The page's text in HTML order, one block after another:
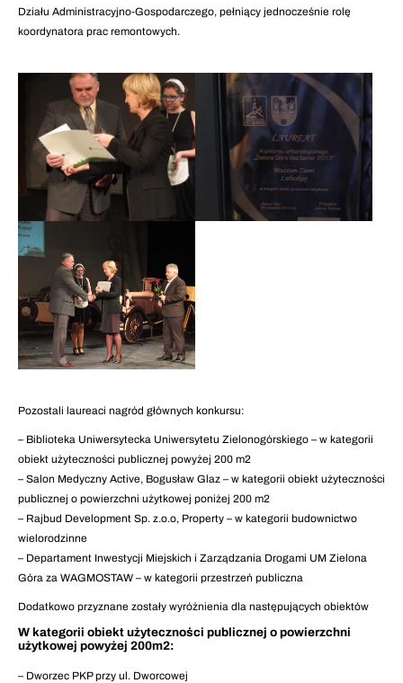
Działu Administracyjno-Gospodarczego, pełniący jednocześnie rolę
koordynatora prac remontowych.
Pozostali laureaci nagród głównych konkursu:
– Biblioteka Uniwersytecka Uniwersytetu Zielonogórskiego – w kategorii
obiekt użyteczności publicznej powyżej 200 m2
– Salon Medyczny Active, Bogusław Glaz – w kategorii obiekt użyteczności
publicznej o powierzchni użytkowej poniżej 200 m2
– Rajbud Development Sp. z.o.o, Property – w kategorii budownictwo
wielorodzinne
– Departament Inwestycji Miejskich i Zarządzania Drogami UM Zielona
Góra za WAGMOSTAW – w kategorii przestrzeń publiczna
Dodatkowo przyznane zostały wyróżnienia dla następujących obiektów
W kategorii obiekt użyteczności publicznej o powierzchni
użytkowej powyżej 200m2:
– Dworzec PKP przy ul. Dworcowej